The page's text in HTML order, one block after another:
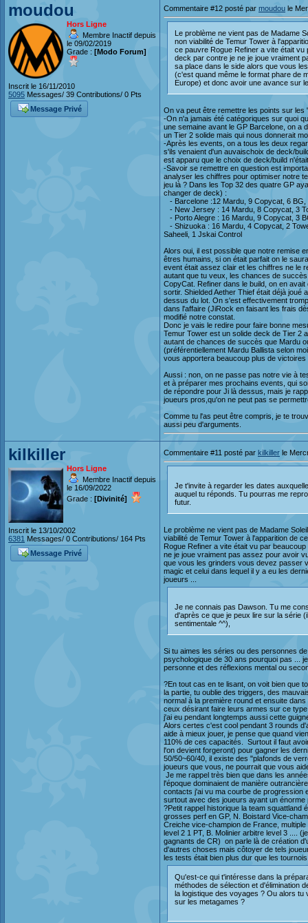
moudou
Hors Ligne
Membre Inactif depuis
le 09/02/2019
Grade : [Modo Forum]
Inscrit le 16/11/2010
5095 Messages/ 39 Contributions/ 0 Pts
Message Privé
Commentaire #12 posté par moudou le
Le problème ne vient pas de Madame
non viabilité de Temur Tower à
ce pauvre Rogue Refiner a vite était
deck par contre je ne je joue vraiment
sa place dans le side alors que vous
(c'est quand même le format phare de
Europe) et donc avoir une avance sur
On va peut être remettre les points sur les
-On n'a jamais été catégoriques sur quoi
une semaine avant le GP Barcelone, on a
un Tier 2 solide mais qui nous donnerait
-Après les events, on a tous les deux
s'ils venaient d'un auvaischoix de deck/
est apparu que le choix de deck/build
-Savoir se remettre en question est
analyser les chiffres pour optimiser notre
jeu là ? Dans les Top 32 des quatre GP
changer de deck) :
- Barcelone :12 Mardu, 9 Copycat, 6 BG,
- New Jersey : 14 Mardu, 8 Copycat, 3
- Porto Alegre : 16 Mardu, 9 Copycat, 3
- Shizuoka : 16 Mardu, 4 Copycat, 2
Saheeli, 1 Jskai Control
Alors oui, il est possible que notre remise
êtres humains, si on était parfait on le
event était assez clair et les chiffres ne le
autant que tu veux, les chances de
CopyCat. Refiner dans le build, on en
sortir. Shielded Aether Thief était déjà
dessus du lot. On s'est effectivement
dans l'affaire (JiRock en faisant les frais
modifié notre constat.
Donc je vais le redire pour faire bonne
Temur Tower est un solide deck de Tier 2
autant de chances de succès que Mardu
(préférentiellement Mardu Ballista selon
vous apportera beaucoup plus de
Aussi : non, on ne passe pas notre vie à
et à préparer mes prochains events, qui
de répondre pour Ji là dessus, mais je
joueurs pros,qu'on ne peut pas se
Comme tu l'as peut être compris, je te
aussi peu d'arguments.
kilkiller
Hors Ligne
Membre Inactif depuis
le 16/09/2022
Grade : [Divinité]
Inscrit le 13/10/2002
6381 Messages/ 0 Contributions/ 164 Pts
Message Privé
Commentaire #11 posté par kilkiller le
Je t'invite à regarder les dates
auquel tu réponds. Tu pourras me
futur.
Le problème ne vient pas de Madame
viabilité de Temur Tower à l'apparition de
Rogue Refiner a vite était vu par
ne je joue vraiment pas assez pour avoir
que vous les grinders vous devez passer
magic et celui dans lequel il y a eu les
joueurs ...
Je ne connais pas Dawson. Tu me
d'après ce que je peux lire sur la série
sentimentale ^^),
Si tu aimes les séries ou des personnes
psychologique de 30 ans pourquoi pas ...
personne et des réflexions mental ou
?En tout cas en te lisant, on voit bien que
la partie, tu oublie des triggers, des
normal à la première round et ensuite
ceux désirant faire leurs armes sur ce
j'ai eu pendant longtemps aussi cette
Alors certes c'est cool pendant 3 rounds
aide à mieux jouer, je pense que quand
110% de ces capacités. Surtout il faut
l'on devient forgeront) pour gagner les
50/50~60/40, il existe des "plafonds de
joueurs que vous, ne pourrait que vous
Je me rappel très bien que dans les
l'époque dominaient de manière
contacts j'ai vu ma courbe de progression
surtout avec des joueurs ayant un
?Petit rappel historique la team squattland
grosses perf en GP, N. Boistard Vice-
Creiche vice-champion de France,
level 2 1 PT, B. Molinier arbitre level 3 ....
gagnants de CR) on parle là de création
d'autres choses mais côtoyer de tels
les tests était bien plus dur que les
Qu'est-ce qui t'intéresse dans la
méthodes de sélection et d'élimination
la logistique des voyages ? Ou alors tu
sur les metagames ?